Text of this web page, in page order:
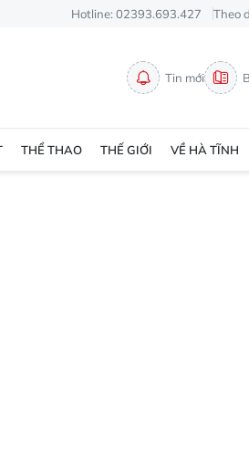
Hotline: 02393.693.427 Theo
Tin mới
THỂ THAO THẾ GIỚI VỀ HÀ TĨNH